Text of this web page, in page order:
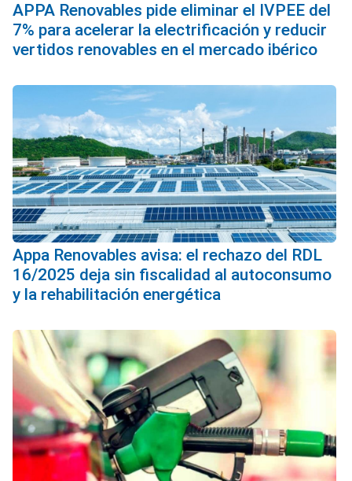
APPA Renovables pide eliminar el IVPEE del
7% para acelerar la electrificación y reducir
vertidos renovables en el mercado ibérico
Appa Renovables avisa: el rechazo del RDL
16/2025 deja sin fiscalidad al autoconsumo
y la rehabilitación energética